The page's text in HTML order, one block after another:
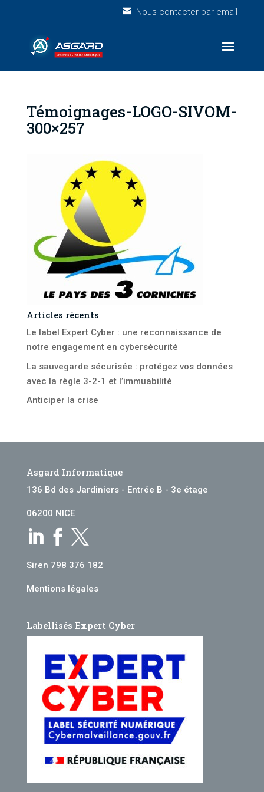
Nous contacter par email
Témoignages-LOGO-SIVOM-
300×257
Articles récents
Le label Expert Cyber : une reconnaissance de
notre engagement en cybersécurité
La sauvegarde sécurisée : protégez vos données
avec la règle 3-2-1 et l’immuabilité
Anticiper la crise
Asgard Informatique
136 Bd des Jardiniers - Entrée B - 3e étage
06200 NICE
  
Siren 798 376 182
Mentions légales
Labellisés Expert Cyber